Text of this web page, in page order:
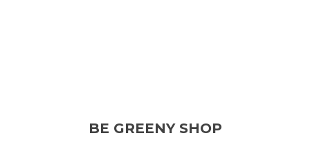
BE GREENY SHOP